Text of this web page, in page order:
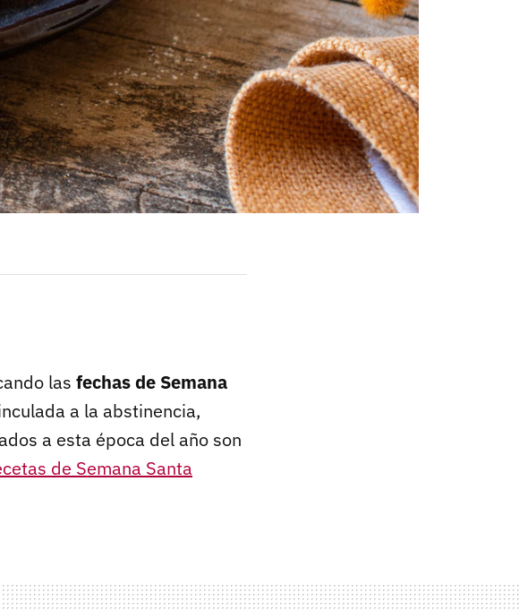
las fechas de Semana
a la abstinencia,
a esta época del año son
de Semana Santa